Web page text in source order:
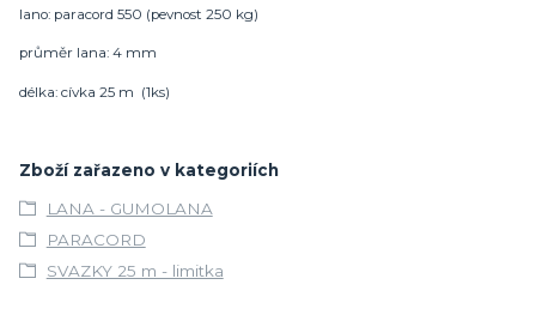
lano: paracord 550 (pevnost 250 kg)
průměr lana: 4 mm
délka: cívka 25 m (1ks)
Zboží zařazeno v kategoriích
LANA - GUMOLANA
PARACORD
SVAZKY 25 m - limitka